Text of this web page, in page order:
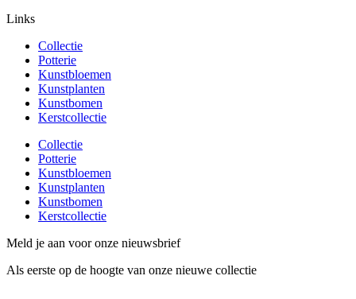
Links
Collectie
Potterie
Kunstbloemen
Kunstplanten
Kunstbomen
Kerstcollectie
Collectie
Potterie
Kunstbloemen
Kunstplanten
Kunstbomen
Kerstcollectie
Meld je aan voor onze nieuwsbrief
Als eerste op de hoogte van onze nieuwe collectie